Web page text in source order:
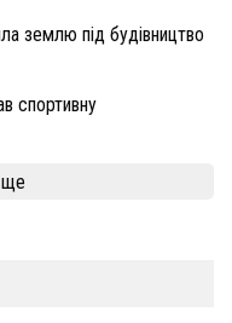
землю під будівництво
спортивну
ще